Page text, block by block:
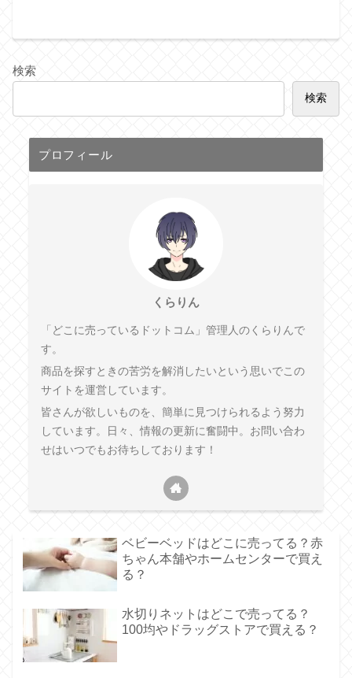
検索
検索
プロフィール
くらりん
「どこに売っているドットコム」管理人のくらりんで
す。
商品を探すときの苦労を解消したいという思いでこの
サイトを運営しています。
皆さんが欲しいものを、簡単に見つけられるよう努力
しています。日々、情報の更新に奮闘中。お問い合わ
せはいつでもお待ちしております！
ベビーベッドはどこに売ってる？赤
ちゃん本舗やホームセンターで買え
る？
水切りネットはどこで売ってる？
100均やドラッグストアで買える？